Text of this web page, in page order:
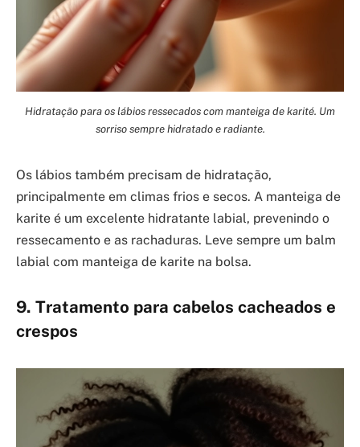
Hidratação para os lábios ressecados com manteiga de karité. Um
sorriso sempre hidratado e radiante.
Os lábios também precisam de hidratação,
principalmente em climas frios e secos. A manteiga de
karite é um excelente hidratante labial, prevenindo o
ressecamento e as rachaduras. Leve sempre um balm
labial com manteiga de karite na bolsa.
9. Tratamento para cabelos cacheados e
crespos